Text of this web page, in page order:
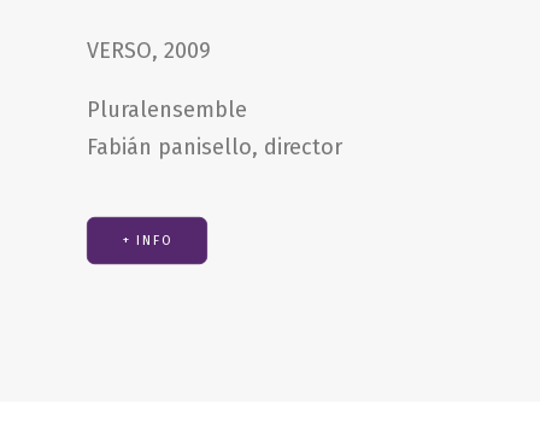
VERSO, 2009
Pluralensemble
Fabián panisello, director
+ INFO